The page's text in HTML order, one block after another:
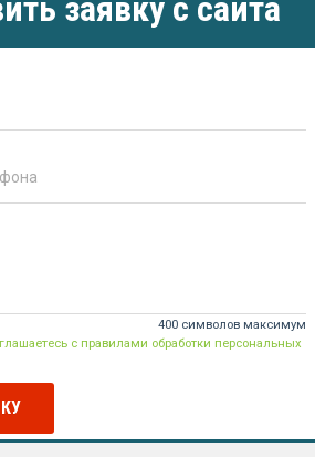
заявку с сайта
400 символов максимум
с правилами обработки персональных